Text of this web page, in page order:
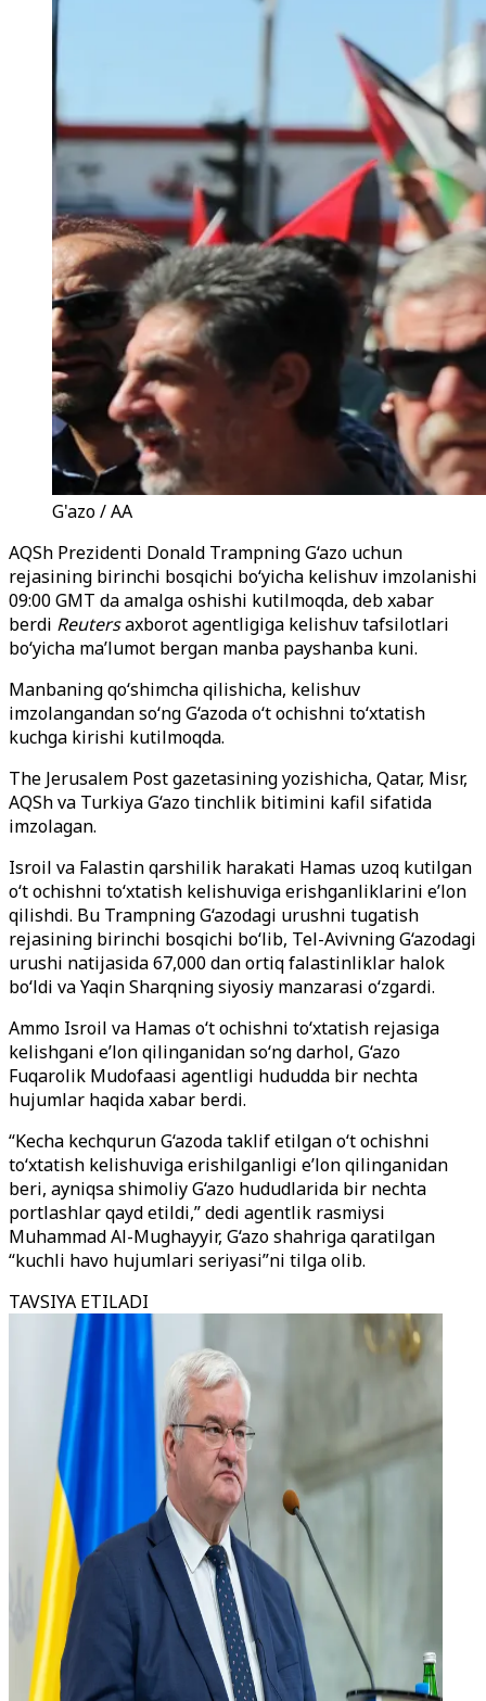
G'azo / AA
AQSh Prezidenti Donald Trampning G‘azo uchun
rejasining birinchi bosqichi bo‘yicha kelishuv imzolanishi
09:00 GMT da amalga oshishi kutilmoqda, deb xabar
berdi Reutersaxborot agentligiga kelishuv tafsilotlari
bo‘yicha ma’lumot bergan manba payshanba kuni.
Manbaning qo‘shimcha qilishicha, kelishuv
imzolangandan so‘ng G‘azoda o‘t ochishni to‘xtatish
kuchga kirishi kutilmoqda.
The Jerusalem Post gazetasining yozishicha, Qatar, Misr,
AQSh va Turkiya G‘azo tinchlik bitimini kafil sifatida
imzolagan.
Isroil va Falastin qarshilik harakati Hamas uzoq kutilgan
o‘t ochishni to‘xtatish kelishuviga erishganliklarini e’lon
qilishdi. Bu Trampning G‘azodagi urushni tugatish
rejasining birinchi bosqichi bo‘lib, Tel-Avivning G‘azodagi
urushi natijasida 67,000 dan ortiq falastinliklar halok
bo‘ldi va Yaqin Sharqning siyosiy manzarasi o‘zgardi.
Ammo Isroil va Hamas o‘t ochishni to‘xtatish rejasiga
kelishgani e’lon qilinganidan so‘ng darhol, G‘azo
Fuqarolik Mudofaasi agentligi hududda bir nechta
hujumlar haqida xabar berdi.
“Kecha kechqurun G‘azoda taklif etilgan o‘t ochishni
to‘xtatish kelishuviga erishilganligi e’lon qilinganidan
beri, ayniqsa shimoliy G‘azo hududlarida bir nechta
portlashlar qayd etildi,” dedi agentlik rasmiysi
Muhammad Al-Mughayyir, G‘azo shahriga qaratilgan
“kuchli havo hujumlari seriyasi”ni tilga olib.
TAVSIYA ETILADI